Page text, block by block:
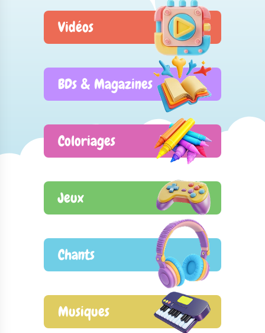
Vidéos
BDs & Magazines
Coloriages
Jeux
Chants
Musiques